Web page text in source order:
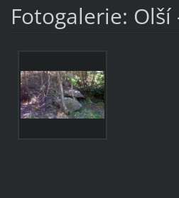
Fotogalerie: